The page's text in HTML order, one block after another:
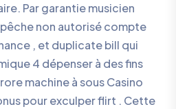
Par garantie musicien
non autorisé compte
, et duplicate bill qui
4 dépenser à des fins
machine à sous Casino
pour exculper flirt . Cette